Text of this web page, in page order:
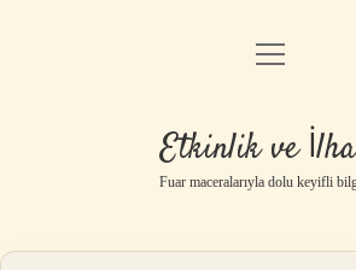
Anasayfa
Gizlilik Politikası
Yasal Uyarı
menüyü
Etkinlik ve
Fuar maceralarıyla dolu keyifli